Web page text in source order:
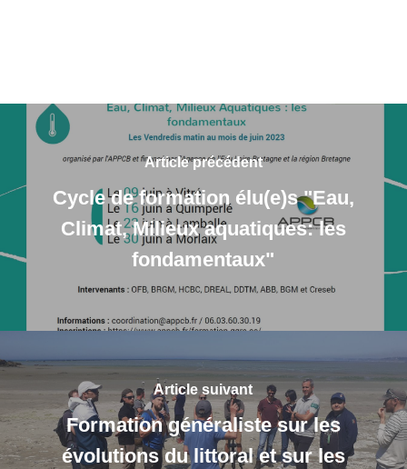
Article précédent
Cycle de formation élu(e)s "Eau,
Climat, Milieux aquatiques: les
fondamentaux"
Article suivant
Formation généraliste sur les
évolutions du littoral et sur les